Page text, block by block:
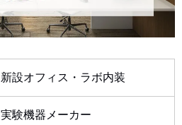
新設オフィス・ラボ内装
実験機器メーカー